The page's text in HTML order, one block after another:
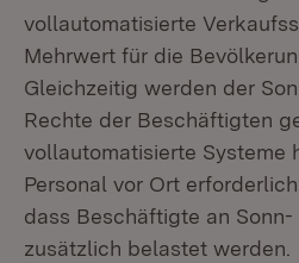
vollautomatisierte
Mehrwert für die
Gleichzeitig werden der
Rechte der Beschäftigten
vollautomatisierte Systeme
Personal vor Ort
dass Beschäftigte an
zusätzlich belastet werden.